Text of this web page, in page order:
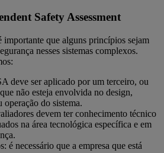
Safety Assessment
importante que alguns princípios sejam
nesses sistemas complexos.
deve ser aplicado por um terceiro, ou
não esteja envolvida no design,
do sistema.
devem ter conhecimento técnico
na área tecnológica específica e em
é necessário que a empresa que está